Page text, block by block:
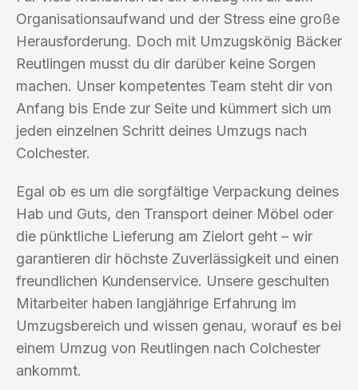
Organisationsaufwand und der Stress eine große
Herausforderung. Doch mit Umzugskönig Bäcker
Reutlingen musst du dir darüber keine Sorgen
machen. Unser kompetentes Team steht dir von
Anfang bis Ende zur Seite und kümmert sich um
jeden einzelnen Schritt deines Umzugs nach
Colchester.
Egal ob es um die sorgfältige Verpackung deines
Hab und Guts, den Transport deiner Möbel oder
die pünktliche Lieferung am Zielort geht – wir
garantieren dir höchste Zuverlässigkeit und einen
freundlichen Kundenservice. Unsere geschulten
Mitarbeiter haben langjährige Erfahrung im
Umzugsbereich und wissen genau, worauf es bei
einem Umzug von Reutlingen nach Colchester
ankommt.